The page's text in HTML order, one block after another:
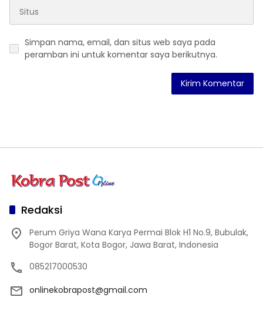
Simpan nama, email, dan situs web saya pada
peramban ini untuk komentar saya berikutnya.
Redaksi
Perum Griya Wana Karya Permai Blok H1 No.9, Bubulak,
Bogor Barat, Kota Bogor, Jawa Barat, Indonesia
085217000530
onlinekobrapost@gmail.com